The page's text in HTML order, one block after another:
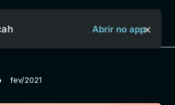
Sobre o Aya Bancah
Abrir no app×
fev/2021